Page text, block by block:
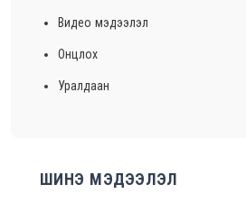
Видео мэдээлэл
Онцлох
Уралдаан
ШИНЭ МЭДЭЭЛЭЛ